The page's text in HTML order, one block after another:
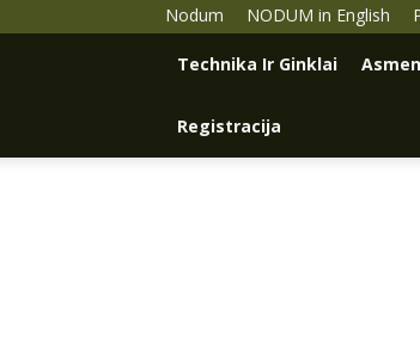
Nodum NODUM in English
Technika Ir Ginklai
Registracija